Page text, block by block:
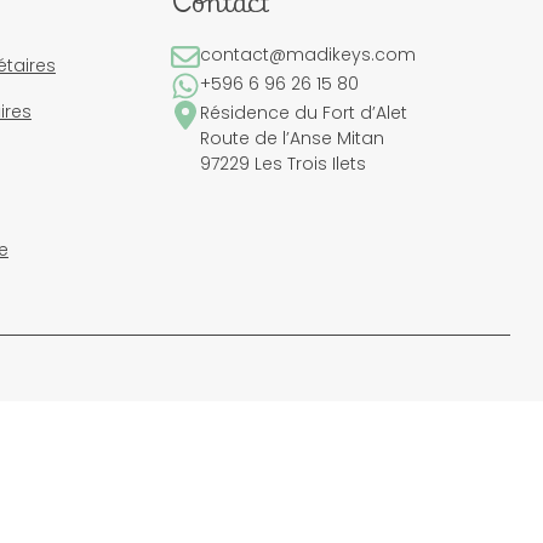
contact@madikeys.com
+596 6 96 26 15 80
Résidence du Fort d’Alet
Route de l’Anse Mitan
97229 Les Trois Ilets